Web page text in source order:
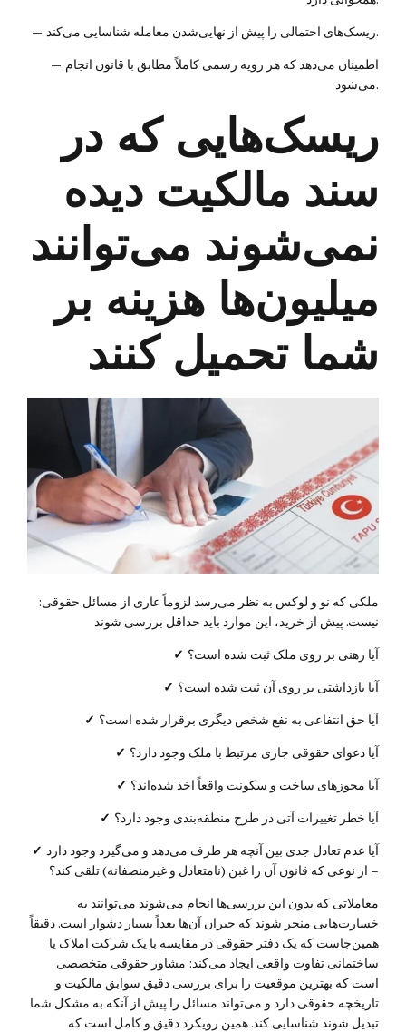
—
ریسک‌های احتمالی را پیش از نهایی‌شدن معامله شناسایی می‌کند.
— اطمینان می‌دهد که هر رویه رسمی کاملاً مطابق با قانون انجام
می‌شود.
ریسک‌هایی که در
سند مالکیت دیده
نمی‌شوند می‌توانند
میلیون‌ها هزینه بر
شما تحمیل کنند
:ملکی که نو و لوکس به نظر می‌رسد لزوماً عاری از مسائل حقوقی
نیست. پیش از خرید، این موارد باید حداقل بررسی شوند
✓ آیا رهنی بر روی ملک ثبت شده است؟
✓ آیا بازداشتی بر روی آن ثبت شده است؟
✓ آیا حق انتفاعی به نفع شخص دیگری برقرار شده است؟
✓ آیا دعوای حقوقی جاری مرتبط با ملک وجود دارد؟
✓ آیا مجوزهای ساخت و سکونت واقعاً اخذ شده‌اند؟
✓ آیا خطر تغییرات آتی در طرح منطقه‌بندی وجود دارد؟
✓ آیا عدم تعادل جدی بین آنچه هر طرف می‌دهد و می‌گیرد وجود دارد
– از نوعی که قانون آن را غبن (نامتعادل و غیرمنصفانه) تلقی کند؟
معاملاتی که بدون این بررسی‌ها انجام می‌شوند می‌توانند به
خسارت‌هایی منجر شوند که جبران آن‌ها بعداً بسیار دشوار است. دقیقاً
همین‌جاست که یک دفتر حقوقی در مقایسه با یک شرکت املاک یا
ساختمانی تفاوت واقعی ایجاد می‌کند: مشاور حقوقی متخصصی
است که بهترین موقعیت را برای بررسی دقیق سوابق مالکیت و
تاریخچه حقوقی دارد و می‌تواند مسائل را پیش از آنکه به مشکل شما
تبدیل شوند شناسایی کند. همین رویکرد دقیق و کامل است که